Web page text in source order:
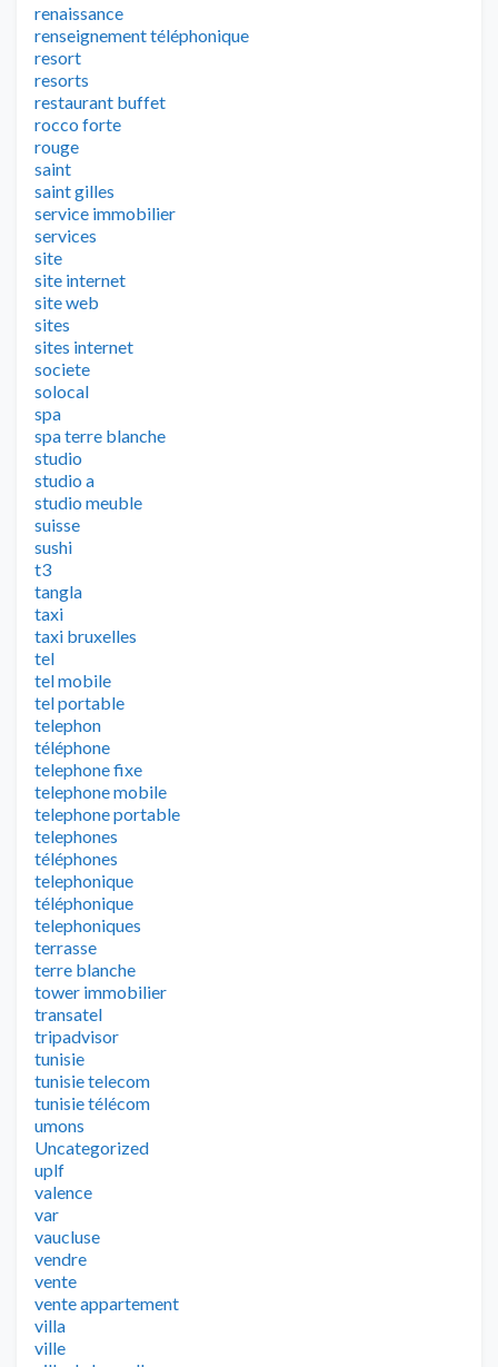
renaissance
renseignement téléphonique
resort
resorts
restaurant buffet
rocco forte
rouge
saint
saint gilles
service immobilier
services
site
site internet
site web
sites
sites internet
societe
solocal
spa
spa terre blanche
studio
studio a
studio meuble
suisse
sushi
t3
tangla
taxi
taxi bruxelles
tel
tel mobile
tel portable
telephon
téléphone
telephone fixe
telephone mobile
telephone portable
telephones
téléphones
telephonique
téléphonique
telephoniques
terrasse
terre blanche
tower immobilier
transatel
tripadvisor
tunisie
tunisie telecom
tunisie télécom
umons
Uncategorized
uplf
valence
var
vaucluse
vendre
vente
vente appartement
villa
ville